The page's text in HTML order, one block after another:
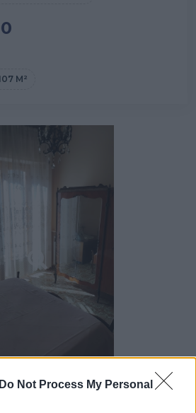
Do Not Process My Personal
M²